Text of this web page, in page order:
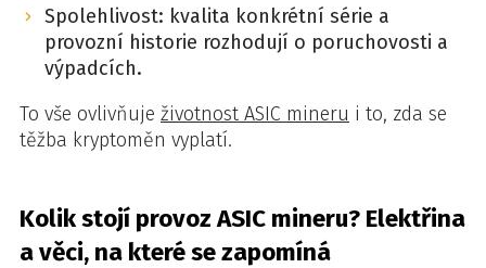
Spolehlivost: kvalita konkrétní série a
provozní historie rozhodují o poruchovosti a
výpadcích.
To vše ovlivňuje životnost ASIC mineru i to, zda se
těžba kryptoměn vyplatí.
Kolik stojí provoz ASIC mineru? Elektřina
a věci, na které se zapomíná